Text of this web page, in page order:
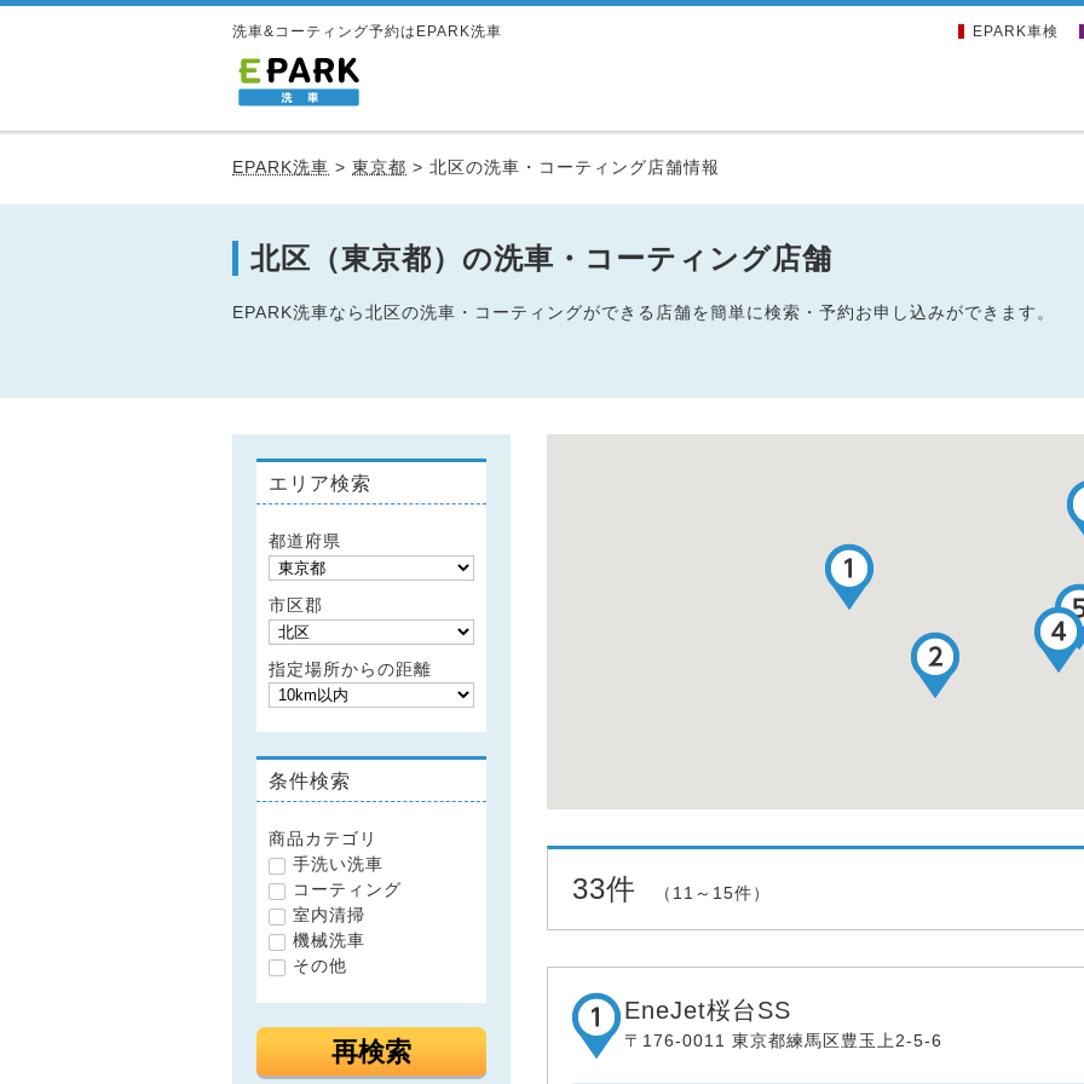
洗車&コーティング予約はEPARK洗車 EPARK車検
EPARK洗車 > 東京都 > 北区の洗車・コーティング店舗情報
北区（東京都）の洗車・コーティング店舗
EPARK洗車なら北区の洗車・コーティングができる店舗を簡単に検索・予約お申し込みができます。
エリア検索
都道府県
市区郡
指定場所からの距離
条件検索
商品カテゴリ
手洗い洗車
コーティング
室内清掃
機械洗車
その他
再検索
33件 （11～15件）
EneJet桜台SS
〒176-0011 東京都練馬区豊玉上2-5-6